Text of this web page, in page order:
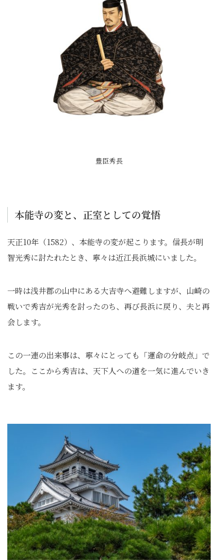
豊臣秀長
本能寺の変と、正室としての覚悟
天正10年（1582）、本能寺の変が起こります。信長が明
智光秀に討たれたとき、寧々は近江長浜城にいました。
一時は浅井郡の山中にある大吉寺へ避難しますが、山崎の
戦いで秀吉が光秀を討ったのち、再び長浜に戻り、夫と再
会します。
この一連の出来事は、寧々にとっても「運命の分岐点」で
した。ここから秀吉は、天下人への道を一気に進んでいき
ます。